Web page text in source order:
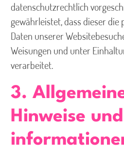
datenschutzrechtlich
gewährleistet, dass dieser die
Daten unserer
Weisungen und unter
verarbeitet.
3.
Hinweise